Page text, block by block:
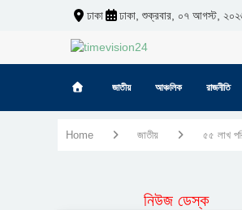
ঢাকা ঢাকা, শুক্রবার, ০৭ আগস্ট,
জাতীয় আঞ্চলিক রাজনীতি
Home জাতীয় ৫৫ লাখ
নিউজ ডেস্ক